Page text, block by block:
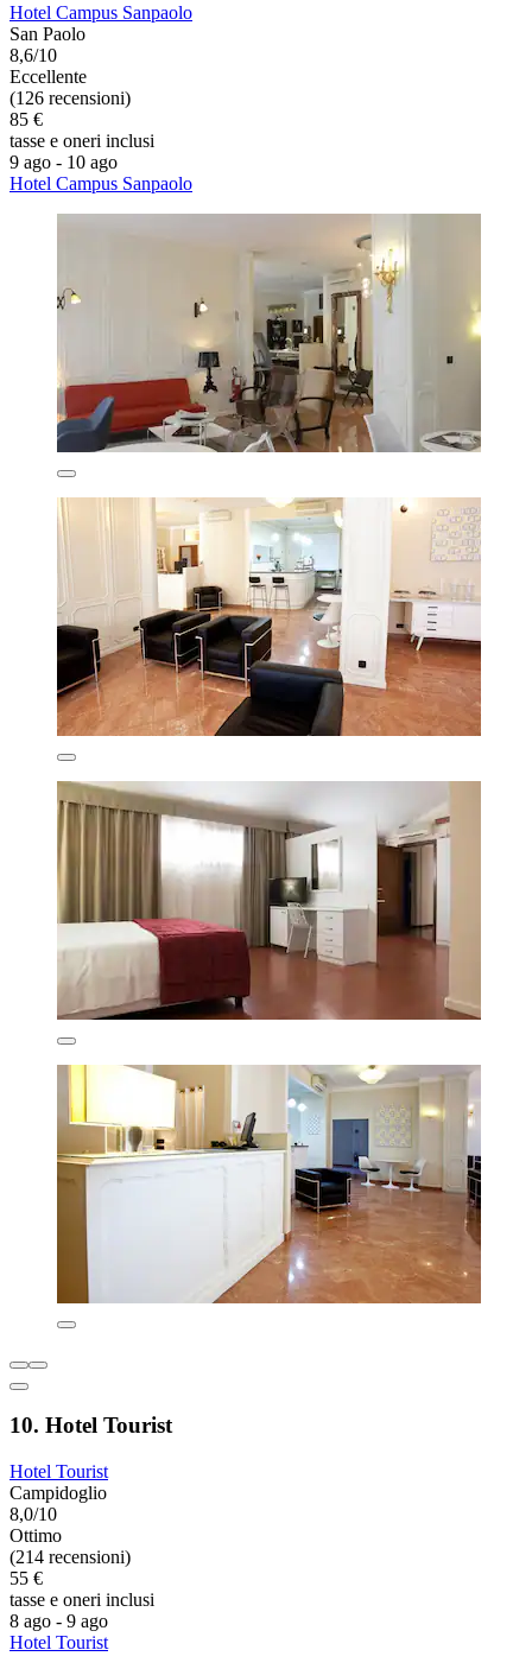
Hotel Campus Sanpaolo
San Paolo
8,6/10
Eccellente
(126 recensioni)
85 €
tasse e oneri inclusi
9 ago - 10 ago
Hotel Campus Sanpaolo
10. Hotel Tourist
Hotel Tourist
Campidoglio
8,0/10
Ottimo
(214 recensioni)
55 €
tasse e oneri inclusi
8 ago - 9 ago
Hotel Tourist